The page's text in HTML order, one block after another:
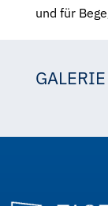
und für
GALERIE